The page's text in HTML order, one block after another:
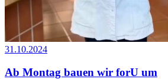
31.10.2024
Ab Montag bauen wir forU um